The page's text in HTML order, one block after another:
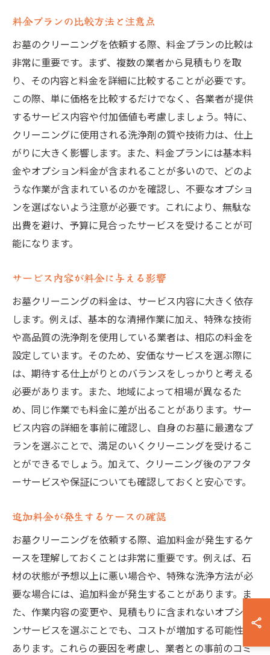
料金プランの比較方法と注意点
お墓のクリーニングを依頼する際、料金プランの比較は
非常に重要です。まず、複数の業者から見積もりを取
り、その内容と料金を詳細に比較することが必要です。
この際、単に価格を比較するだけでなく、各業者が提供
するサービス内容や付加価値も考慮しましょう。特に、
クリーニングに使用される洗浄剤の質や技術力は、仕上
がりに大きく影響します。また、料金プランには基本料
金やオプション料金が含まれることが多いので、どのよ
うな作業が含まれているのかを確認し、不要なオプショ
ンを選ばないよう注意が必要です。これにより、無駄な
出費を避け、予算に見合ったサービスを受けることが可
能になります。
サービス内容が料金に与える影響
お墓クリーニングの料金は、サービス内容に大きく依存
します。例えば、基本的な清掃作業に加え、特殊な技術
や高品質の洗浄剤を使用している業者は、相応の料金を
設定しています。そのため、安価なサービスを選ぶ際に
は、期待する仕上がりとのバランスをしっかりと考える
必要があります。また、地域によって相場が異なるた
め、同じ作業でも料金に差が出ることがあります。サー
ビス内容の詳細を事前に確認し、自身のお墓に最適なプ
ランを選ぶことで、満足のいくクリーニングを受けるこ
とができるでしょう。加えて、クリーニング後のアフタ
ーサービスや保証についても確認しておくと安心です。
追加料金が発生するケースの確認
お墓クリーニングを依頼する際、追加料金が発生するケ
ースを理解しておくことは非常に重要です。例えば、石
材の状態が予想以上に悪い場合や、特殊な洗浄方法が必
要な場合には、追加料金が発生することがあります。ま
た、作業内容の変更や、見積もりに含まれないオプショ
ンサービスを選ぶことでも、コストが増加する可能性が
あります。これらの要因を考慮し、業者との事前のコミ